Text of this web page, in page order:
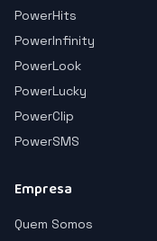
PowerHits
PowerInfinity
PowerLook
PowerLucky
PowerClip
PowerSMS
Empresa
Quem Somos